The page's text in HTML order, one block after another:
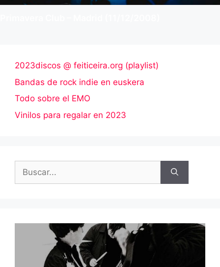
2023discos @ feiticeira.org (playlist)
Bandas de rock indie en euskera
Todo sobre el EMO
Vinilos para regalar en 2023